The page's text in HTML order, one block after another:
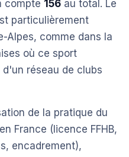
compte 156 au total. Le
particulièrement
Alpes, comme dans la
où ce sport
réseau de clubs
de la pratique du
France (licence FFHB,
encadrement),